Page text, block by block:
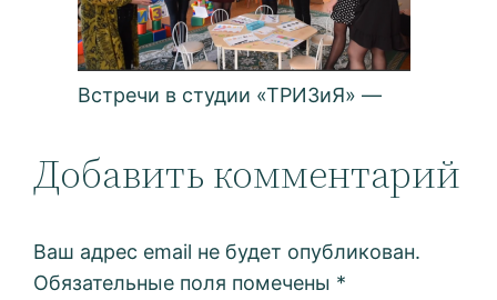
Встречи в студии «ТРИЗиЯ» —
Добавить комментарий
Ваш адрес email не будет опубликован.
Обязательные поля помечены *